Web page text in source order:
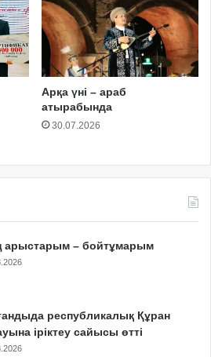
Арқа үні – араб
атырабында
30.07.2026
арыстарым – бойтұмарым
республикалық Құран
іріктеу сайысы өтті